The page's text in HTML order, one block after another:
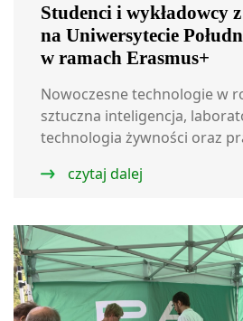
Studenci i wykładowcy
na Uniwersytecie
w ramach Erasmus+
Nowoczesne technologie w
sztuczna inteligencja,
technologia żywności oraz
czytaj dalej